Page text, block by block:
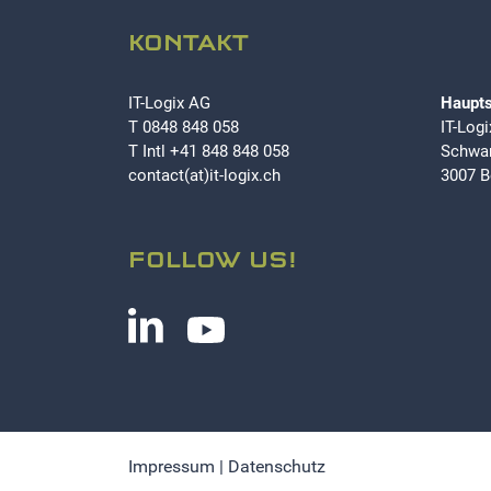
KONTAKT
IT-Logix AG
T 0848 848 058
T Intl +41 848 848 058
contact(at)it-logix.ch
IT-
3007
FOLLOW US!
Impressum | Datenschutz